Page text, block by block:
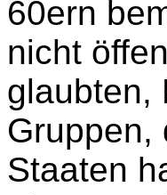
60ern
nicht
glaubten,
Gruppen,
Staaten